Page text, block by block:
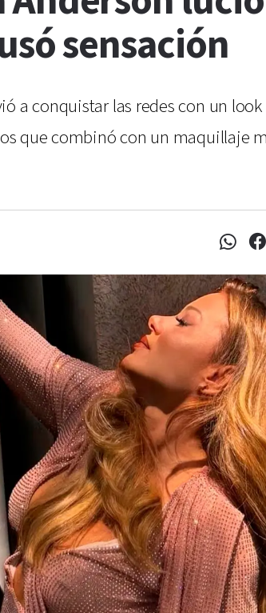
sensación
a conquistar las redes con un
que combinó con un maquillaje